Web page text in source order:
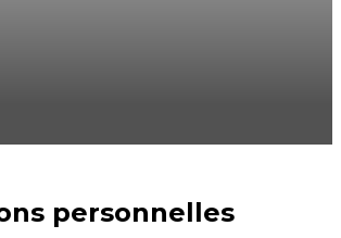
personnelles